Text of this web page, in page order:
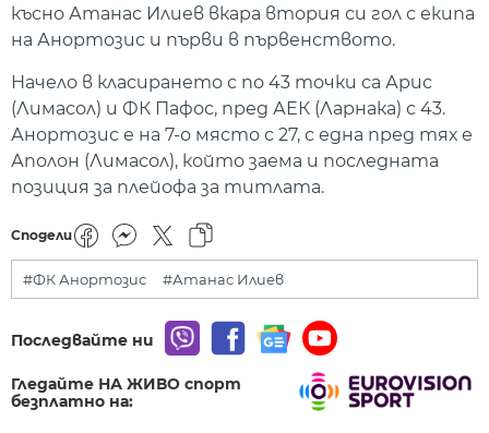
късно Атанас Илиев вкара втория си гол с екипа
на Анортозис и първи в първенството.
Начело в класирането с по 43 точки са Арис
(Лимасол) и ФК Пафос, пред АЕК (Ларнака) с 43.
Анортозис е на 7-о място с 27, с една пред тях е
Аполон (Лимасол), който заема и последната
позиция за плейофа за титлата.
Сподели
#ФК Анортозис #Атанас Илиев
Последвайте ни
Гледайте НА ЖИВО спорт
безплатно на: